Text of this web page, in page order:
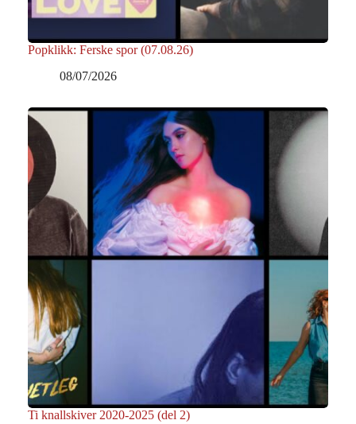
Popklikk: Ferske spor (07.08.26)
08/07/2026
Ti knallskiver 2020-2025 (del 2)